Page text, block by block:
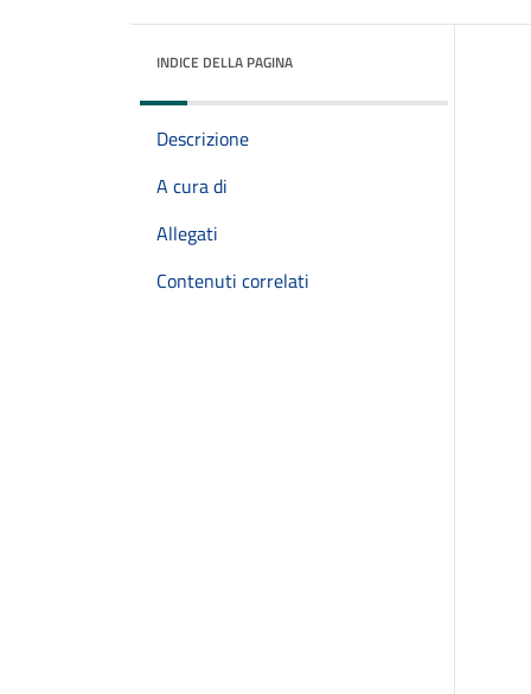
INDICE DELLA PAGINA
Descrizione
A cura di
Allegati
Contenuti correlati